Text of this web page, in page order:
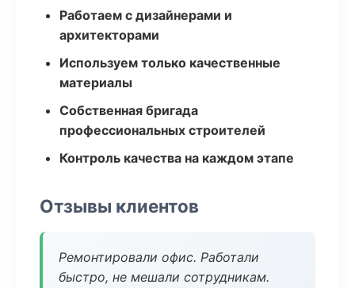
Работаем с дизайнерами и
архитекторами
Используем только качественные
материалы
Собственная бригада
профессиональных строителей
Контроль качества на каждом этапе
Отзывы клиентов
Ремонтировали офис. Работали
быстро, не мешали сотрудникам.